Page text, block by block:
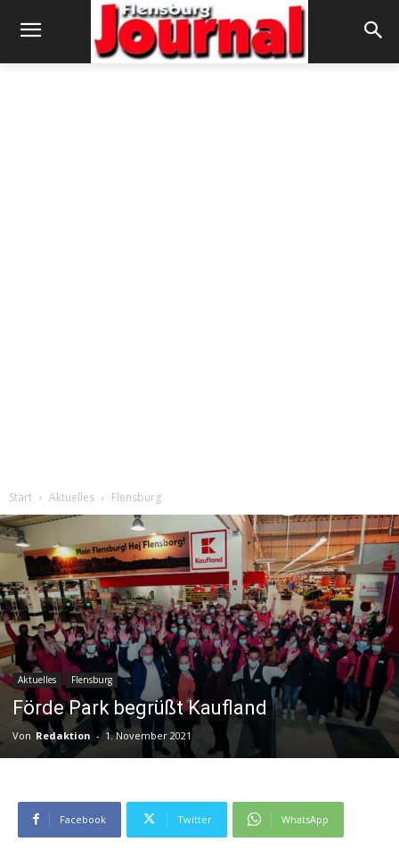
Start Aktuelles Flensburg
Aktuelles Flensburg
Förde Park begrüßt Kaufland
Von Redaktion - 1. November 2021
Facebook Twitter WhatsApp